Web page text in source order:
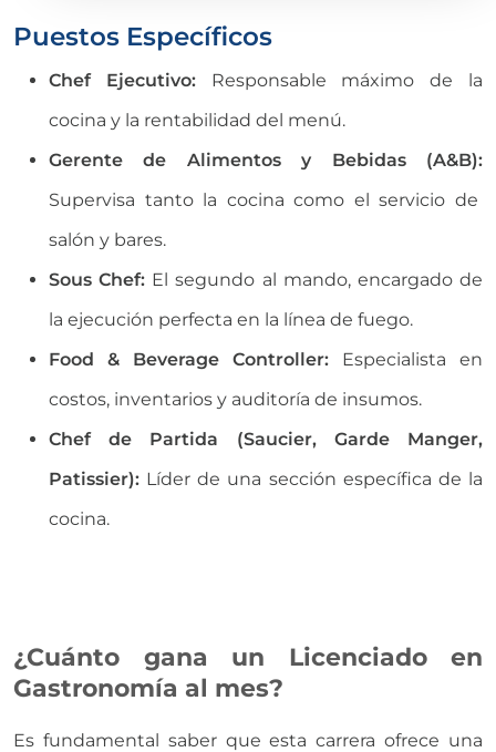
Puestos Específicos
Chef Ejecutivo:Responsable máximo de la
cocina y la rentabilidad del menú.
Gerente de Alimentos y Bebidas (A&B):
Supervisa tanto la cocina como el servicio de
salón y bares.
Sous Chef: El segundo al mando, encargado de
la ejecución perfecta en la línea de fuego.
Food & Beverage Controller: Especialista en
costos, inventarios y auditoría de insumos.
Chef de Partida (Saucier, Garde Manger,
Patissier): Líder de una sección específica de la
cocina.
¿Cuánto gana un Licenciado en
Gastronomía al mes?
Es fundamental saber que esta carrera ofrece una